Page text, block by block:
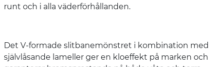
runt och i alla väderförhållanden.
Det V-formade slitbanemönstret i kombination med
självlåsande lameller ger en kloeffekt på marken och